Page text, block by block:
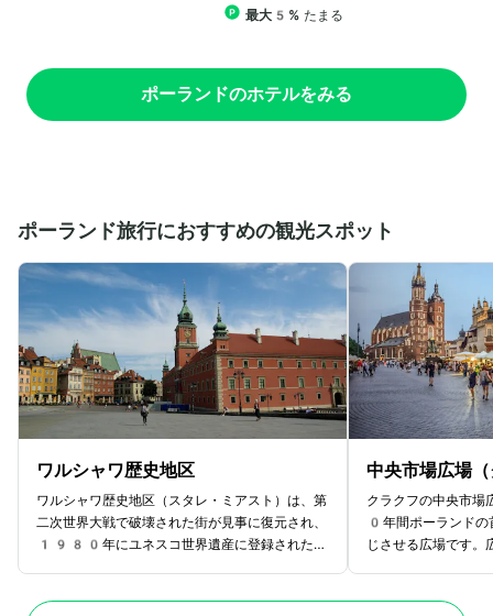
最大5% たまる
ポーランドのホテルをみる
ポーランド旅行におすすめの観光スポット
ワルシャワ歴史地区
ワルシャワ歴史地区（スタレ・ミアスト）は、第
二次世界大戦で破壊された街が見事に復元され、
1980年にユネスコ世界遺産に登録されたエ
感じられます。広場ではストリートミュージック
中央市場広場
クラクフの中央市
0年間ポーランドの
じさせる広場です。
様式の織物会館は